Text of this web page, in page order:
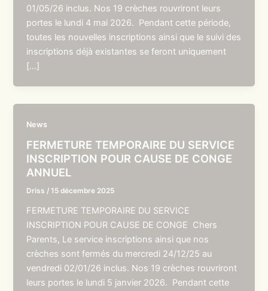
01/05/26 inclus. Nos 19 crèches rouvriront leurs
portes le lundi 4 mai 2026. Pendant cette période,
toutes les nouvelles inscriptions ainsi que le suivi des
inscriptions déjà existantes se feront uniquement
[…]
News
FERMETURE TEMPORAIRE DU SERVICE
INSCRIPTION POUR CAUSE DE CONGE
ANNUEL
Driss /15 décembre 2025
FERMETURE TEMPORAIRE DU SERVICE
INSCRIPTION POUR CAUSE DE CONGE Chers
Parents, Le service inscriptions ainsi que nos
crèches sont fermés du mercredi 24/12/25 au
vendredi 02/01/26 inclus. Nos 19 crèches rouvriront
leurs portes le lundi 5 janvier 2026. Pendant cette